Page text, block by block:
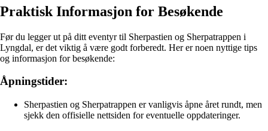
Praktisk Informasjon for Besøkende
Før du legger ut på ditt eventyr til Sherpastien og Sherpatrappen i
Lyngdal, er det viktig å være godt forberedt. Her er noen nyttige tips
og informasjon for besøkende:
Åpningstider:
Sherpastien og Sherpatrappen er vanligvis åpne året rundt, men
sjekk den offisielle nettsiden for eventuelle oppdateringer.